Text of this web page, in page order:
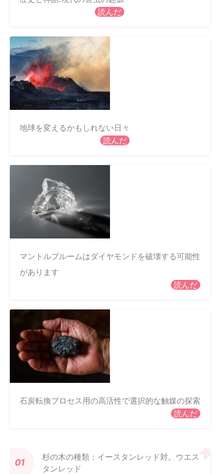
読んだ
地球を変えるかもしれない日々
読んだ
マントルプルームはダイヤモンドを破壊する可能性
があります
読んだ
石炭転換プロセス用の高活性で選択的な触媒の探索
読んだ
杉の木の種類：イースタンレッド対。ウエス
タンレッド